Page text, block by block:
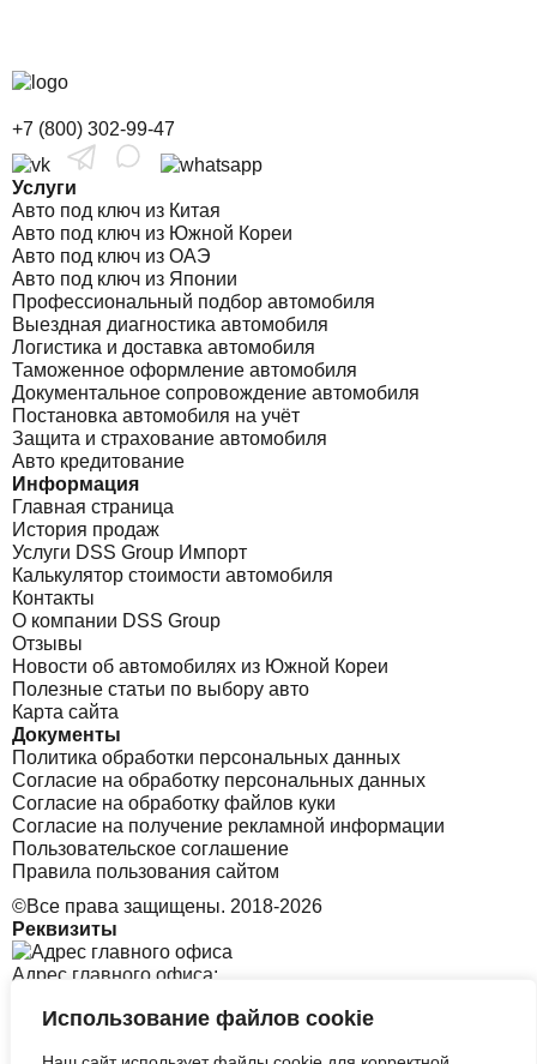
Использование файлов cookie
+7 (800) 302-99-47
Услуги
Авто под ключ из Китая
Авто под ключ из Южной Кореи
Авто под ключ из ОАЭ
Авто под ключ из Японии
Профессиональный подбор автомобиля
Выездная диагностика автомобиля
Логистика и доставка автомобиля
Таможенное оформление автомобиля
Документальное сопровождение автомобиля
Постановка автомобиля на учёт
Защита и страхование автомобиля
Авто кредитование
Информация
Главная страница
История продаж
Услуги DSS Group Импорт
Калькулятор стоимости автомобиля
Контакты
О компании DSS Group
Отзывы
Новости об автомобилях из Южной Кореи
Полезные статьи по выбору авто
Карта сайта
Документы
Политика обработки персональных данных
Согласие на обработку персональных данных
Согласие на обработку файлов куки
Согласие на получение рекламной информации
Пользовательское соглашение
Правила пользования сайтом
©Все права защищены. 2018-2026
Реквизиты
Адрес главного офиса: